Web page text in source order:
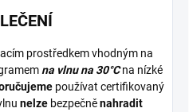
prostředkem vhodným na
na vlnu na 30°Cna nízké
používat certifikovaný
nelze bezpečněnahradit